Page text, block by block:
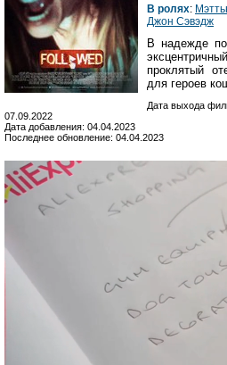
В ролях:
Джон Сэвэдж
В надежде
проклятый
для героев
Дата выхода
07.09.2022
Дата добавления: 04.04.2023
Последнее обновление: 04.04.2023